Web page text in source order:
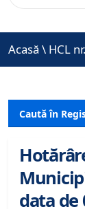
Acasă \ HCL
Caută în
data de